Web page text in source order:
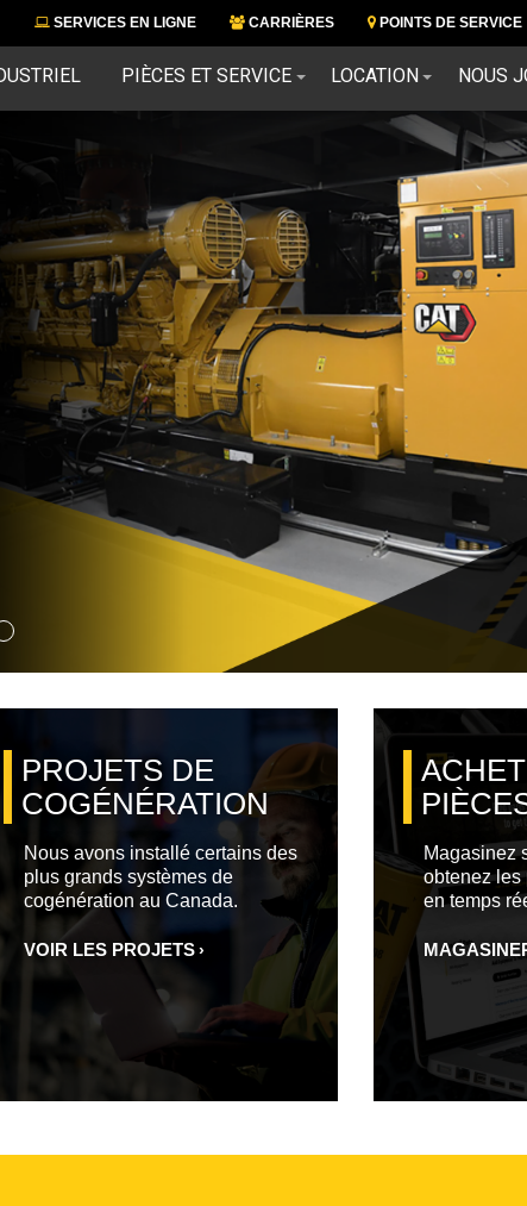
PROJETS DE
COGÉNÉRATION
Nous avons installé certains des
plus grands systèmes de
cogénération au Canada.
VOIR LES PROJETS
Magasinez
obtenez les
en temps
SERVICES EN LIGNE CARRIÈRES POINTS DE SERVICE
PIÈCES ET SERVICE LOCATION NOUS